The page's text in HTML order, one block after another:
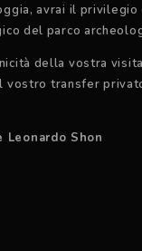
avrai il privilegio
del parco
della vostra
vostro transfer
Shon